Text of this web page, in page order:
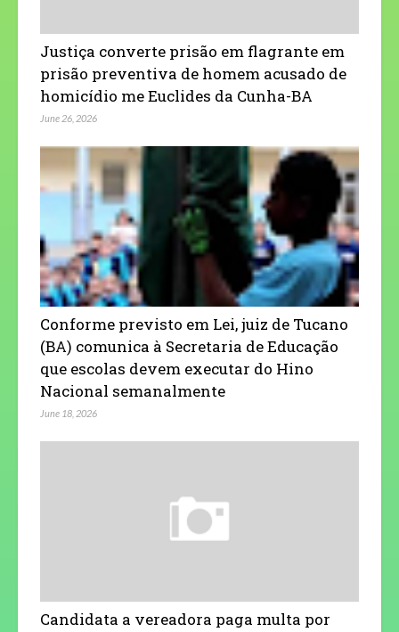
Justiça converte prisão em flagrante em
prisão preventiva de homem acusado de
homicídio me Euclides da Cunha-BA
June 26, 2026
Conforme previsto em Lei, juiz de Tucano
(BA) comunica à Secretaria de Educação
que escolas devem executar do Hino
Nacional semanalmente
June 18, 2026
Candidata a vereadora paga multa por